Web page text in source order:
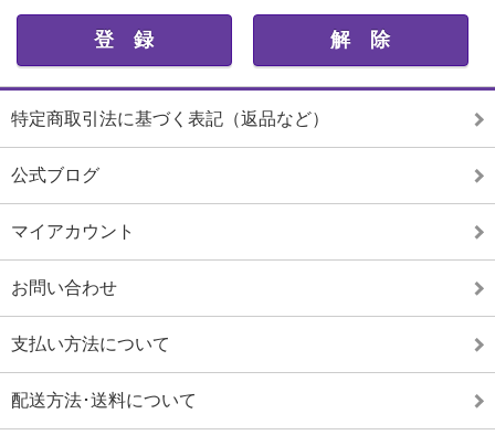
特定商取引法に基づく表記（返品など）
公式ブログ
マイアカウント
お問い合わせ
支払い方法について
配送方法･送料について